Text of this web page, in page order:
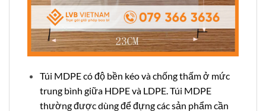
Túi MDPE có độ bền kéo và chống thấm ở mức
trung bình giữa HDPE và LDPE. Túi MDPE
thường được dùng để đựng các sản phẩm cần